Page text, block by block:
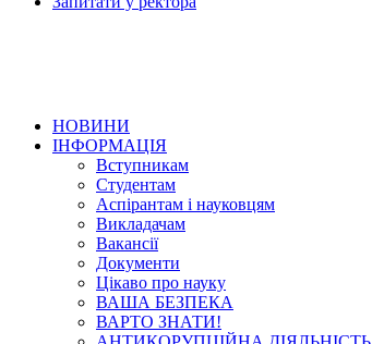
НОВИНИ
ІНФОРМАЦІЯ
Вступникам
Студентам
Аспірантам і науковцям
Викладачам
Вакансії
Документи
Цікаво про науку
ВАША БЕЗПЕКА
ВАРТО ЗНАТИ!